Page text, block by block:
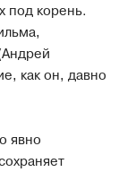
под корень.
как он, давно
явно